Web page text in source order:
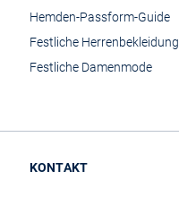
Hemden-Passform-Guide
Festliche Herrenbekleidung
Festliche Damenmode
KONTAKT